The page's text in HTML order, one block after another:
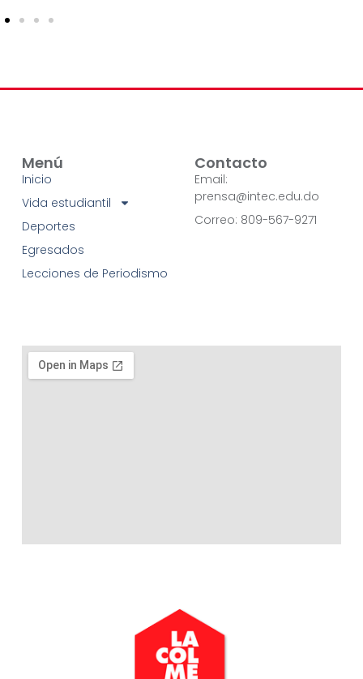
Menú
Inicio
Vida estudiantil
Deportes
Egresados
Lecciones de Periodismo
Contacto
Email:
prensa@intec.edu.do
Correo: 809-567-9271